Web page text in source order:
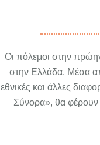
Οι πόλεμοι στην
στην Ελλάδα. Μέσα
εθνικές και άλλες
Σύνορα», θα φέρουν